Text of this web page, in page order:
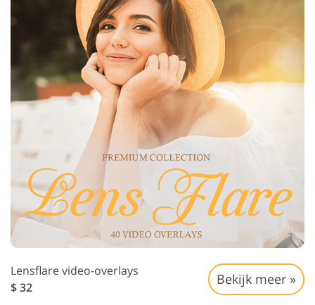
Lensflare video-overlays
$ 32
Bekijk meer »